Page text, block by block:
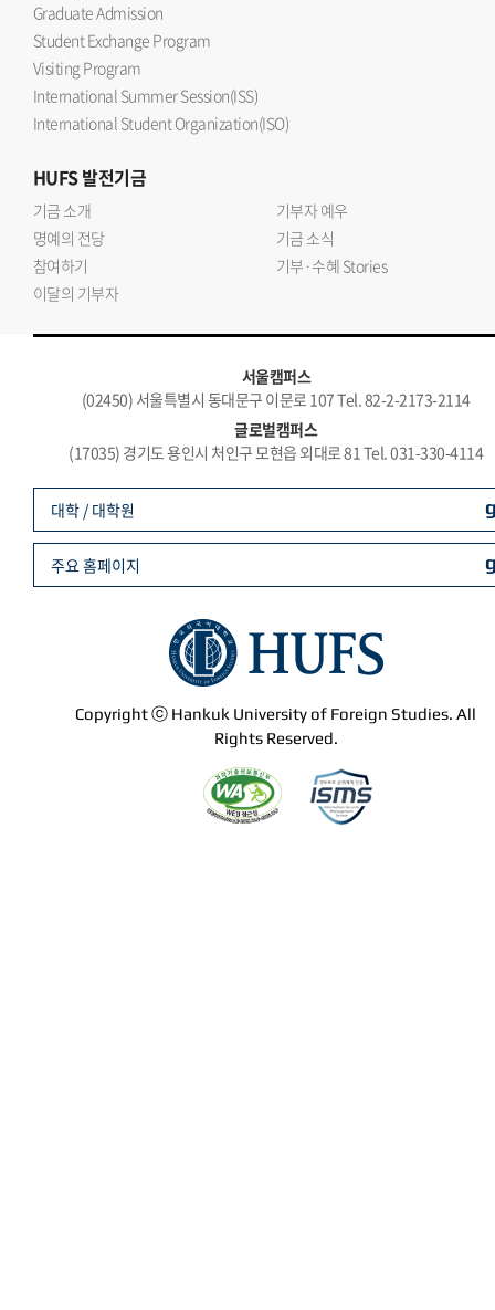
Graduate Admission
Student Exchange Program
Visiting Program
International Summer Session(ISS)
International Student Organization(ISO)
HUFS발전기금
기금 소개
기부자 예우
명예의 전당
기금 소식
참여하기
기부·수혜 Stories
이달의 기부자
서울캠퍼스
(02450) 서울특별시 동대문구 이문로 107 Tel. 82-2-2173-2114
글로벌캠퍼스
(17035) 경기도 용인시 처인구 모현읍 외대로 81 Tel. 031-330-4114
Copyright ⓒ Hankuk University of Foreign Studies. All
Rights Reserved.
대학 / 대학원
주요 홈페이지